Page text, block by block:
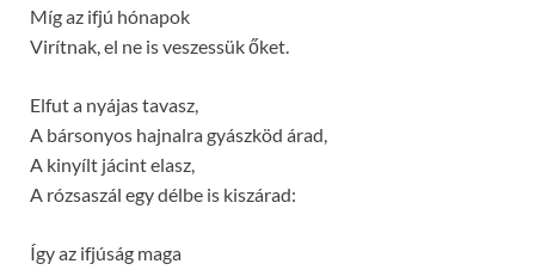
Míg az ifjú hónapok
Virítnak, el ne is veszessük őket.
Elfut a nyájas tavasz,
A bársonyos hajnalra gyászköd árad,
A kinyílt jácint elasz,
A rózsaszál egy délbe is kiszárad:
Így az ifjúság maga